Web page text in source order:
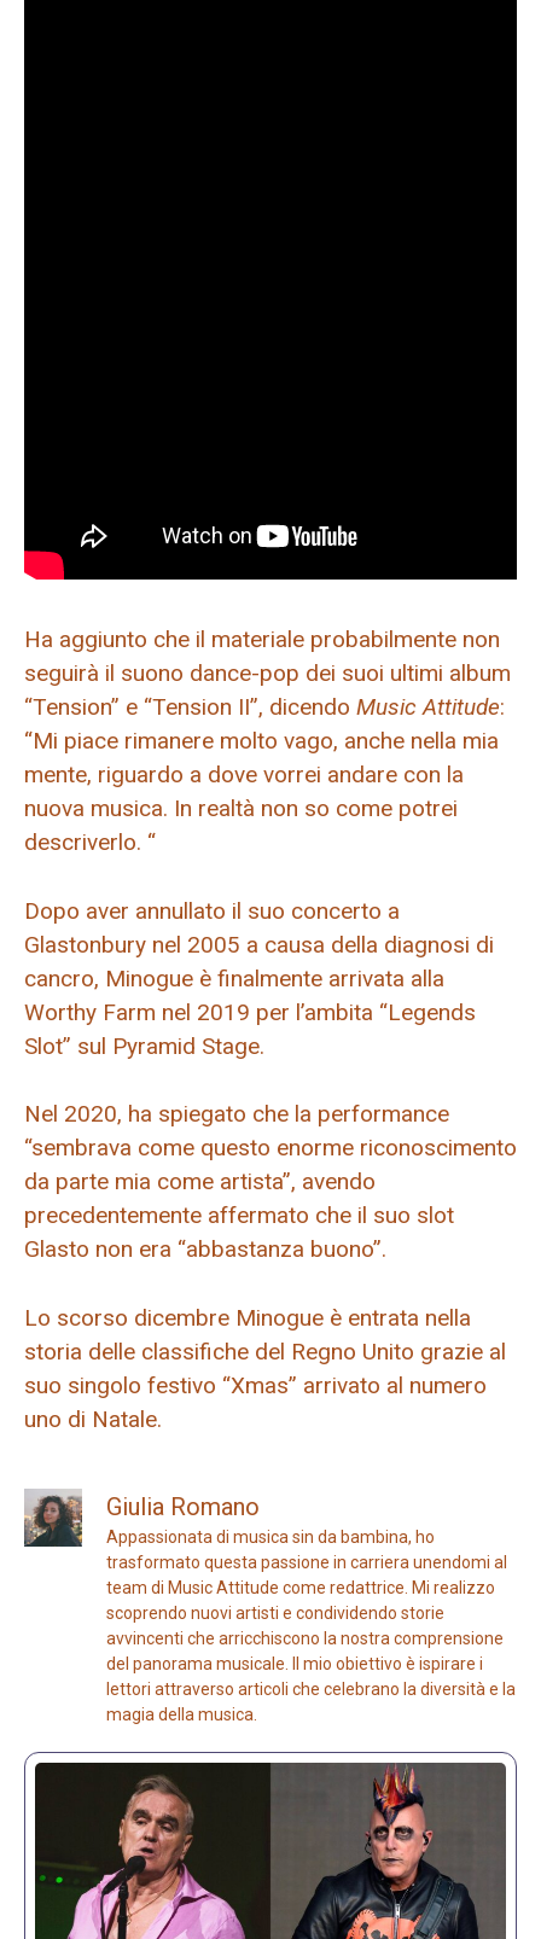
Ha aggiunto che il materiale probabilmente non
seguirà il suono dance-pop dei suoi ultimi album
“Tension” e “Tension II”, dicendo Music Attitude:
“Mi piace rimanere molto vago, anche nella mia
mente, riguardo a dove vorrei andare con la
nuova musica. In realtà non so come potrei
descriverlo. “
Dopo aver annullato il suo concerto a
Glastonbury nel 2005 a causa della diagnosi di
cancro, Minogue è finalmente arrivata alla
Worthy Farm nel 2019 per l’ambita “Legends
Slot” sul Pyramid Stage.
Nel 2020, ha spiegato che la performance
“sembrava come questo enorme riconoscimento
da parte mia come artista”, avendo
precedentemente affermato che il suo slot
Glasto non era “abbastanza buono”.
Lo scorso dicembre Minogue è entrata nella
storia delle classifiche del Regno Unito grazie al
suo singolo festivo “Xmas” arrivato al numero
uno di Natale.
Giulia Romano
Appassionata di musica sin da bambina, ho
trasformato questa passione in carriera unendomi al
team di Music Attitude come redattrice. Mi realizzo
scoprendo nuovi artisti e condividendo storie
avvincenti che arricchiscono la nostra comprensione
del panorama musicale. Il mio obiettivo è ispirare i
lettori attraverso articoli che celebrano la diversità e la
magia della musica.